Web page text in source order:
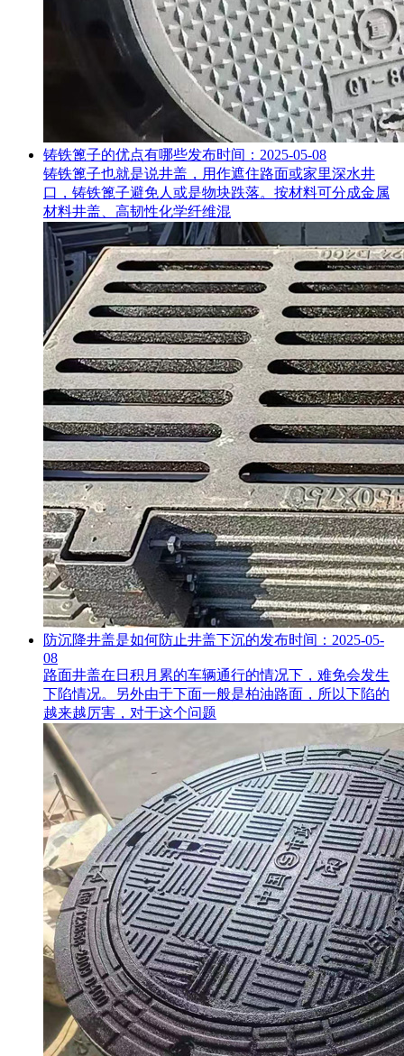
铸铁篦子的优点有哪些发布时间：2025-05-08
铸铁篦子也就是说井盖，用作遮住路面或家里深水井
口，铸铁篦子避免人或是物块跌落。按材料可分成金属
材料井盖、高韧性化学纤维混
防沉降井盖是如何防止井盖下沉的发布时间：2025-05-
08
路面井盖在日积月累的车辆通行的情况下，难免会发生
下陷情况。另外由于下面一般是柏油路面，所以下陷的
越来越厉害，对于这个问题